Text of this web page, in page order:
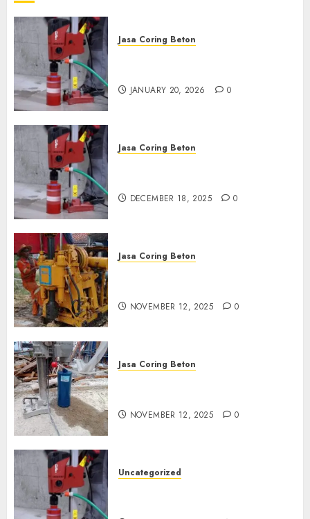
Jasa Coring Beton
JANUARY 20, 2026 0
Jasa Coring Beton
DECEMBER 18, 2025 0
Jasa Coring Beton
NOVEMBER 12, 2025 0
Jasa Coring Beton
NOVEMBER 12, 2025 0
Uncategorized